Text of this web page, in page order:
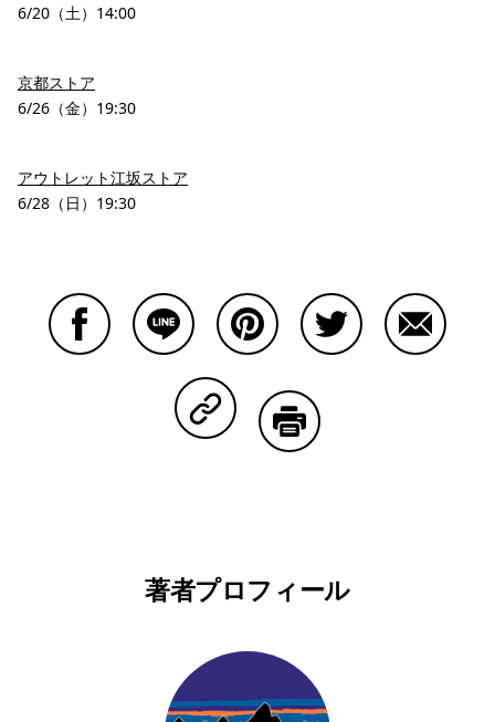
6/20（土）14:00
京都ストア
6/26（金）19:30
アウトレット江坂ストア
6/28（日）19:30
Copy Linkで共有する
著者プロフィール